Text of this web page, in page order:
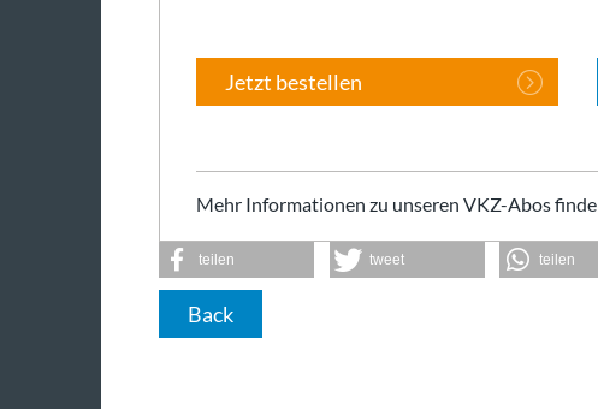
Jetzt bestellen
Mehr Informationen zu unseren VKZ-Abos
teilen tweet teilen
Back